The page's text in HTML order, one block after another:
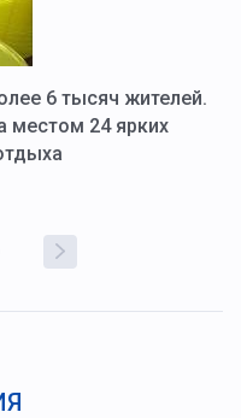
6 тысяч жителей.
местом 24 ярких